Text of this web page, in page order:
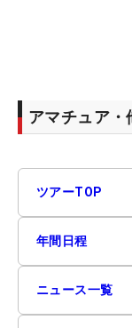
アマチュア・
ツアーTOP
年間日程
ニュース一覧